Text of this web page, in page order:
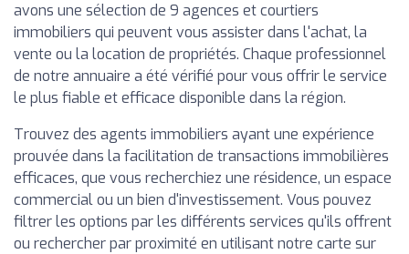
avons une sélection de 9 agences et courtiers
immobiliers qui peuvent vous assister dans l'achat, la
vente ou la location de propriétés. Chaque professionnel
de notre annuaire a été vérifié pour vous offrir le service
le plus fiable et efficace disponible dans la région.
Trouvez des agents immobiliers ayant une expérience
prouvée dans la facilitation de transactions immobilières
efficaces, que vous recherchiez une résidence, un espace
commercial ou un bien d'investissement. Vous pouvez
filtrer les options par les différents services qu'ils offrent
ou rechercher par proximité en utilisant notre carte sur